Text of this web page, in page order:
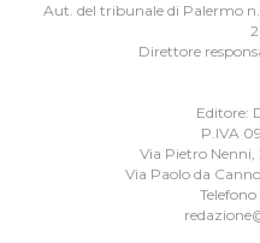
Aut. del tribunale di Palermo
Direttore
Editore:
P.IVA
Via Pietro
Via Paolo da
Telefono